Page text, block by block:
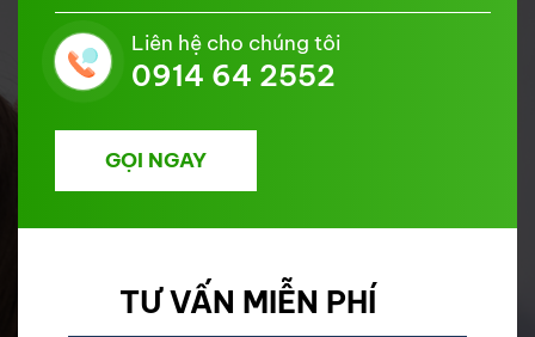
Liên hệ cho chúng tôi
0914 64 2552
GỌI NGAY
TƯ VẤN MIỄN PHÍ